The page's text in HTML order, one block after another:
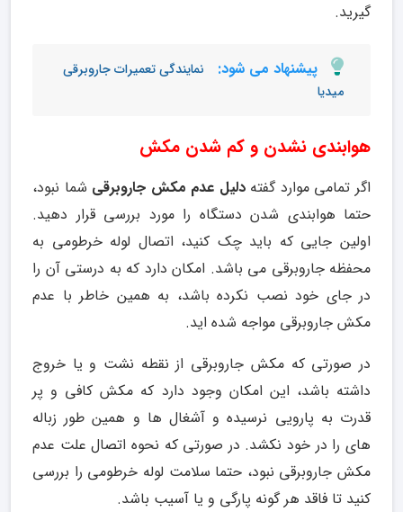
گیرید.
پیشنهاد می شود:
نمایندگی تعمیرات جاروبرقی
میدیا
هوابندی نشدن و کم شدن مکش
اگر تمامی موارد گفتهدلیل عدم مکش جاروبرقی شما نبود،
حتما هوابندی شدن دستگاه را مورد بررسی قرار دهید.
اولین جایی که باید چک کنید، اتصال لوله خرطومی به
محفظه جاروبرقی می باشد. امکان دارد که به درستی آن را
در جای خود نصب نکرده باشد، به همین خاطر با عدم
مکش جاروبرقی مواجه شده اید.
در صورتی که مکش جاروبرقی از نقطه نشت و یا خروج
داشته باشد، این امکان وجود دارد که مکش کافی و پر
قدرت به پارویی نرسیده و آشغال ها و همین طور زباله
های را در خود نکشد. در صورتی که نحوه اتصال علت عدم
مکش جاروبرقی نبود، حتما سلامت لوله خرطومی را بررسی
کنید تا فاقد هر گونه پارگی و یا آسیب باشد.